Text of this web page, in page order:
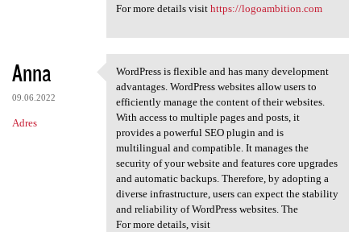
For more details visit https://logoambition.com
Anna
09.06.2022
Adres
WordPress is flexible and has
WordPress is flexible and has many development
advantages. WordPress websites allow users to
efficiently manage the content of their websites.
With access to multiple pages and posts, it
provides a powerful SEO plugin and is
multilingual and compatible. It manages the
security of your website and features core upgrades
and automatic backups. Therefore, by adopting a
diverse infrastructure, users can expect the stability
and reliability of WordPress websites. The
For more details, visit